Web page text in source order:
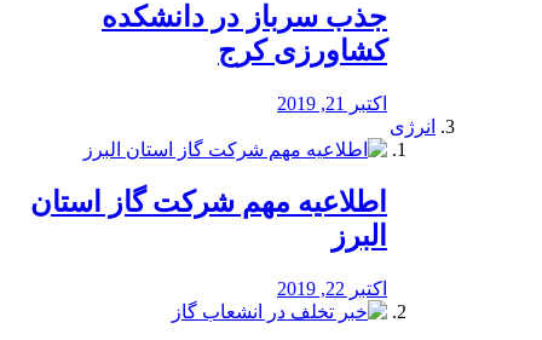
جذب سرباز در دانشکده
کشاورزی کرج
اکتبر 21, 2019
انرژی
️اطلاعیه مهم شرکت گاز استان
البرز
اکتبر 22, 2019